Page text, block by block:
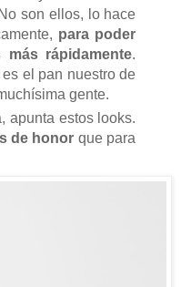
son ellos, lo hace
para poder
rápidamente.
el pan nuestro de
gente.
apunta estos looks.
de honor que para